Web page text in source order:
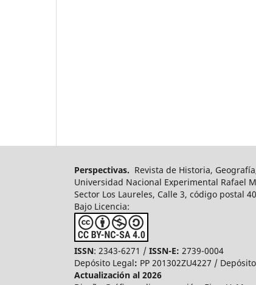
Perspectivas. Revista de Historia,
Universidad Nacional Experimental Rafael
Sector Los Laureles, Calle 3, código postal
Bajo Licencia:
ISSN: 2343-6271 / ISSN-E: 2739-0004
Depósito Legal: PP 201302ZU4227 /
Actualización al 2026